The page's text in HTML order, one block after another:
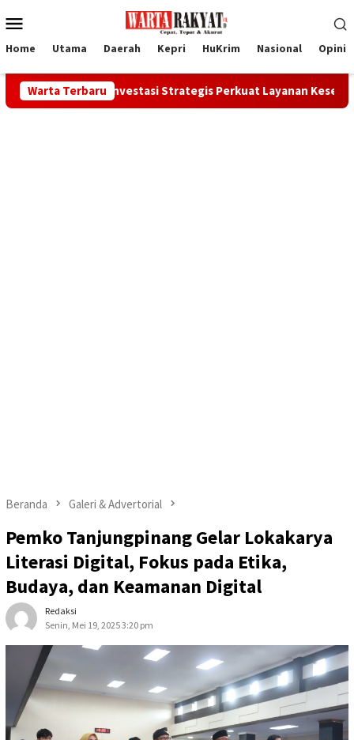
ke
Mobile
Home Utama Daerah Kepri HuKrim Nasional Opini
Warta Terbaru
Investasi Strategis Perkuat Layanan Kesehatan Daerah
Beranda Galeri & Advertorial
Pemko Tanjungpinang Gelar Lokakarya
Literasi Digital, Fokus pada Etika,
Budaya, dan Keamanan Digital
Redaksi
Senin, Mei 19, 2025 3:20 pm